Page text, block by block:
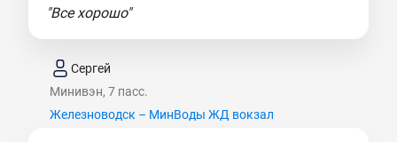
"Все хорошо"
Сергей
Минивэн, 7 пасс.
Железноводск – МинВоды ЖД вокзал